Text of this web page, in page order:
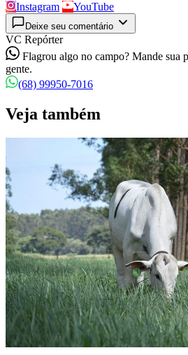
Instagram
YouTube
Deixe seu comentário
VC Repórter
Flagrou algo no campo? Mande sua
gente.
(68) 99950-7016
Veja também